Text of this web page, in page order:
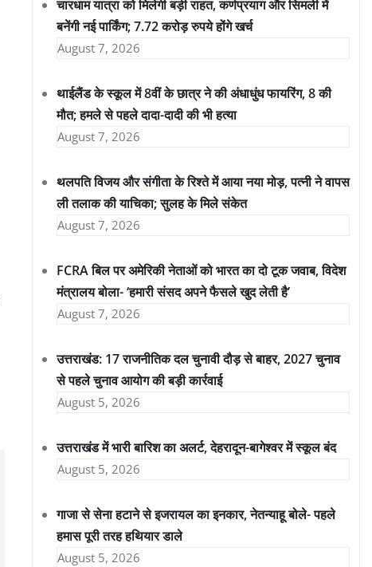
चारधाम यात्रा को मिलेगी बड़ी राहत, कर्णप्रयाग और सिमली में
बनेंगी नई पार्किंग; 7.72 करोड़ रुपये होंगे खर्च
August 7, 2026
थाईलैंड के स्कूल में 8वीं के छात्र ने की अंधाधुंध फायरिंग, 8 की
मौत; हमले से पहले दादा-दादी की भी हत्या
August 7, 2026
थलपति विजय और संगीता के रिश्ते में आया नया मोड़, पत्नी ने वापस
ली तलाक की याचिका; सुलह के मिले संकेत
August 7, 2026
FCRA बिल पर अमेरिकी नेताओं को भारत का दो टूक जवाब, विदेश
मंत्रालय बोला- ‘हमारी संसद अपने फैसले खुद लेती है’
August 7, 2026
उत्तराखंड: 17 राजनीतिक दल चुनावी दौड़ से बाहर, 2027 चुनाव
से पहले चुनाव आयोग की बड़ी कार्रवाई
August 5, 2026
उत्तराखंड में भारी बारिश का अलर्ट, देहरादून-बागेश्वर में स्कूल बंद
August 5, 2026
गाजा से सेना हटाने से इजरायल का इनकार, नेतन्याहू बोले- पहले
हमास पूरी तरह हथियार डाले
August 5, 2026